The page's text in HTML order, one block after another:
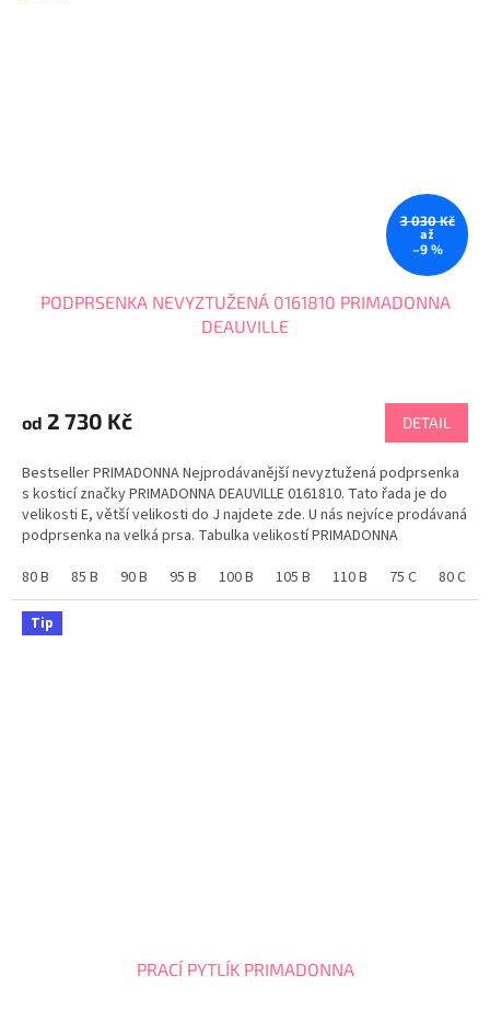
3 030 Kč
až
–9 %
PODPRSENKA NEVYZTUŽENÁ 0161810 PRIMADONNA
DEAUVILLE
produktu
je
z
5
hvězdiček.
od 2 730 Kč DETAIL
Bestseller PRIMADONNA Nejprodávanější nevyztužená podprsenka
s kosticí značky PRIMADONNA DEAUVILLE 0161810. Tato řada je do
velikosti E, větší velikosti do J najdete zde. U nás nejvíce prodávaná
podprsenka na velká prsa. Tabulka velikostí PRIMADONNA
80 B
85 B 90 B 95 B 100 B 105 B 110 B 75 C 80 C
Tip
PRACÍ PYTLÍK PRIMADONNA